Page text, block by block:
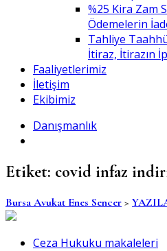
%25 Kira Zam
Ödemelerin
Tahliye
İtiraz, İtirazın
Faaliyetlerimiz
İletişim
Ekibimiz
Danışmanlık
Etiket: covid infaz
Bursa Avukat Enes Sencer >
Ceza Hukuku makaleleri